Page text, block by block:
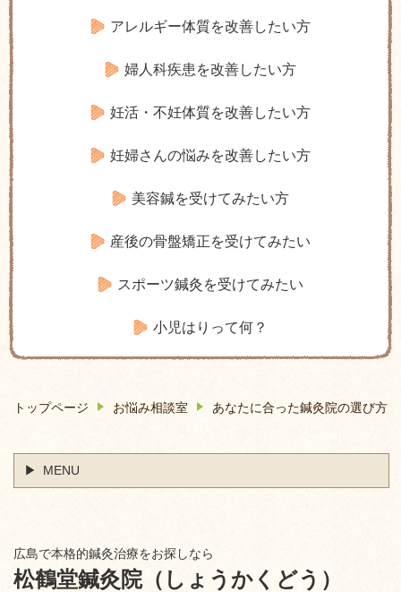
アレルギー体質を改善したい方
婦人科疾患を改善したい方
妊活・不妊体質を改善したい方
妊婦さんの悩みを改善したい方
美容鍼を受けてみたい方
産後の骨盤矯正を受けてみたい
スポーツ鍼灸を受けてみたい
小児はりって何？
トップページ お悩み相談室 あなたに合った鍼灸院の選び方
MENU
広島で本格的鍼灸治療をお探しなら
松鶴堂鍼灸院（しょうかくどう）